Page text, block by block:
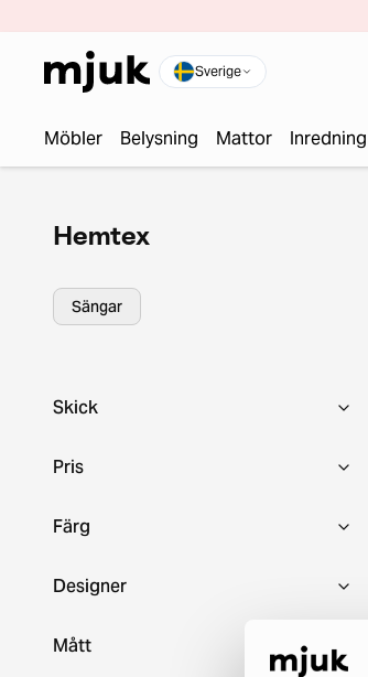
Sverige
Möbler Belysning Mattor Inredning
Hemtex
Sängar
Skick
Pris
Färg
Designer
Mått